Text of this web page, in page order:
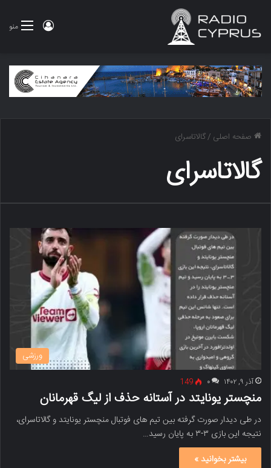
منو ورود
صفحه اصلی /گالاتاسرای
گالاتاسرای
ورزشی
آذر ۹, ۱۴۰۲ ۰ 149
منچستر یونایتد در آستانه حذف از لیگ قهرمانان
در طی دیدار صورت گرفته بین تیم های فوتبال منچستر یونایتد و گالاتاسرای،
نتیجه این بازی ۳-۳ به پایان رسید…
بیشتر بخوانید »